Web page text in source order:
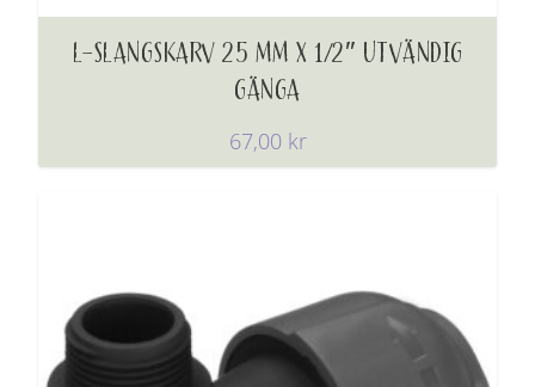
L-SLANGSKARV 25 MM X 1/2″ UTVÄNDIG
GÄNGA
67,00 kr